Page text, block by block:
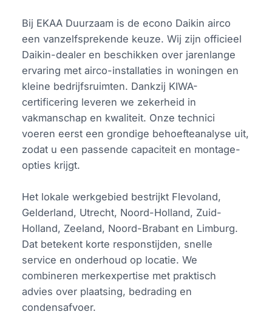
Bij EKAA Duurzaam is de econo Daikin airco
een vanzelfsprekende keuze. Wij zijn officieel
Daikin-dealer en beschikken over jarenlange
ervaring met airco-installaties in woningen en
kleine bedrijfsruimten. Dankzij KIWA-
certificering leveren we zekerheid in
vakmanschap en kwaliteit. Onze technici
voeren eerst een grondige behoefteanalyse uit,
zodat u een passende capaciteit en montage-
opties krijgt.
Het lokale werkgebied bestrijkt Flevoland,
Gelderland, Utrecht, Noord-Holland, Zuid-
Holland, Zeeland, Noord-Brabant en Limburg.
Dat betekent korte responstijden, snelle
service en onderhoud op locatie. We
combineren merkexpertise met praktisch
advies over plaatsing, bedrading en
condensafvoer.